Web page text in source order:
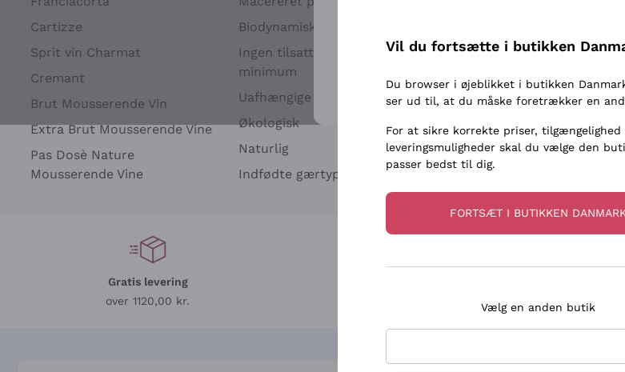
Cartizze
Sprit vin Charmat
Cremant
Brut Mousserende Vin
Extra Brut Mousserende Vine
Pas Dosè Nature
Mousserende Vine
Biodynamisk
Ingen tilsatte sulfitter eller
minimum
Uafhængige Vinavlere
Økologisk
Naturlig
Indfødte gærtyper
Biondi Santi
Franz Haas
Argiolas
Zenato
Ca' dei Frati
Gratis levering
over 1120,00 kr.
Tilmeld
For flere oplysninger, læs voresPrivatlivspolitik
Vil du fortsætte i butikken
Du browser i øjeblikket i butikken
ser ud til, at du måske foretrækker en
For at sikre korrekte priser, tilgængelighed
leveringsmuligheder skal du vælge den
passer bedst til dig.
FORTSÆT I BUTIKKEN
Vælg en anden butik